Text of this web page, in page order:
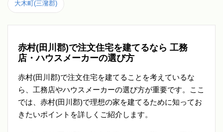
大木町(三潴郡)
赤村(田川郡)で注文住宅を建てるなら 工務
店・ハウスメーカーの選び方
赤村(田川郡)で注文住宅を建てることを考えているな
ら、工務店やハウスメーカーの選び方が重要です。ここ
では、赤村(田川郡)で理想の家を建てるために知ってお
きたいポイントを詳しくご紹介します。